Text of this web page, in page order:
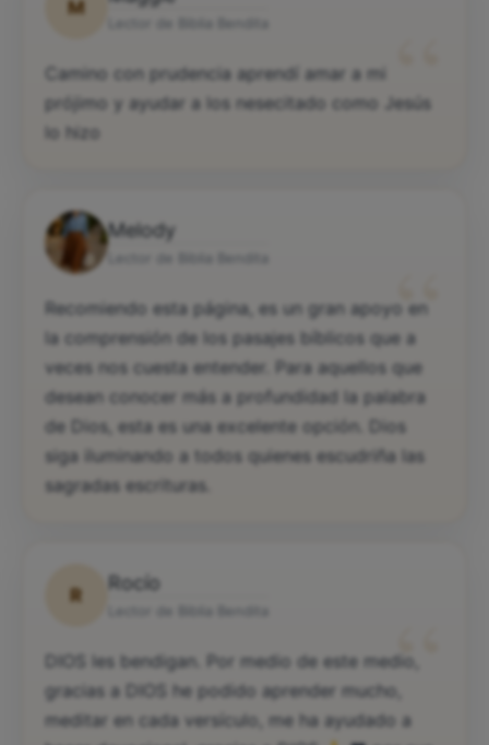
M “
Camino con prudencia aprendí amar a mi
prójimo y ayudar a los nesecitado como Jesús
lo hizo
Melody
“
Recomiendo esta página, es un gran apoyo en
la comprensión de los pasajes bíblicos que a
veces nos cuesta entender. Para aquellos que
desean conocer más a profundidad la palabra
de Dios, esta es una excelente opción. Dios
siga iluminando a todos quienes escudriña las
sagradas escrituras.
R
Rocío
“
DIOS les bendigan. Por medio de este medio,
gracias a DIOS he podido aprender mucho,
meditar en cada versículo, me ha ayudado a